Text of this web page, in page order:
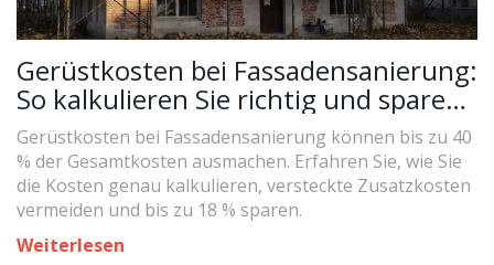
Gerüstkosten bei Fassadensanierung:
So kalkulieren Sie richtig und sparen
Geld
Gerüstkosten bei Fassadensanierung können bis zu 40
% der Gesamtkosten ausmachen. Erfahren Sie, wie Sie
die Kosten genau kalkulieren, versteckte Zusatzkosten
vermeiden und bis zu 18 % sparen.
Weiterlesen